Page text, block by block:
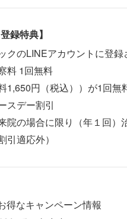
録特典】
クのLINEアカウントに登
料 1回無料
1,650円（税込））が1回
スデー割引
院の場合に限り（年１回）
引適応外）
得なキャンペーン情報